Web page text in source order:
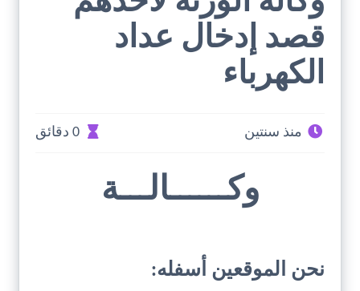
قصد إدخال عداد
الكهرباء
منذ سنتين 0 دقائق
وكــــــالـــة
نحن الموقعين أسفله: